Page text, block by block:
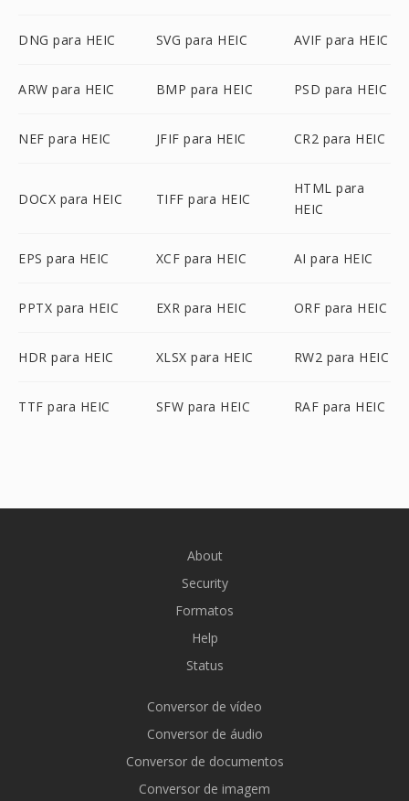
DNG para HEIC SVG para HEIC AVIF para HEIC
ARW para HEIC BMP para HEIC PSD para HEIC
NEF para HEIC JFIF para HEIC CR2 para HEIC
DOCX para HEIC TIFF para HEIC
HTML para
HEIC
EPS para HEIC XCF para HEIC AI para HEIC
PPTX para HEIC EXR para HEIC ORF para HEIC
HDR para HEIC XLSX para HEIC RW2 para HEIC
TTF para HEIC SFW para HEIC RAF para HEIC
About
Security
Formatos
Help
Status
Conversor de vídeo
Conversor de áudio
Conversor de documentos
Conversor de imagem